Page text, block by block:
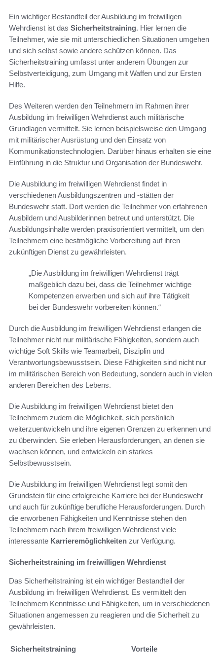
Ein wichtiger Bestandteil der Ausbildung im freiwilligen
Wehrdienst ist das Sicherheitstraining. Hier lernen die
Teilnehmer, wie sie mit unterschiedlichen Situationen umgehen
und sich selbst sowie andere schützen können. Das
Sicherheitstraining umfasst unter anderem Übungen zur
Selbstverteidigung, zum Umgang mit Waffen und zur Ersten
Hilfe.
Des Weiteren werden den Teilnehmern im Rahmen ihrer
Ausbildung im freiwilligen Wehrdienst auch militärische
Grundlagen vermittelt. Sie lernen beispielsweise den Umgang
mit militärischer Ausrüstung und den Einsatz von
Kommunikationstechnologien. Darüber hinaus erhalten sie eine
Einführung in die Struktur und Organisation der Bundeswehr.
Die Ausbildung im freiwilligen Wehrdienst findet in
verschiedenen Ausbildungszentren und -stätten der
Bundeswehr statt. Dort werden die Teilnehmer von erfahrenen
Ausbildern und Ausbilderinnen betreut und unterstützt. Die
Ausbildungsinhalte werden praxisorientiert vermittelt, um den
Teilnehmern eine bestmögliche Vorbereitung auf ihren
zukünftigen Dienst zu gewährleisten.
„Die Ausbildung im freiwilligen Wehrdienst trägt
maßgeblich dazu bei, dass die Teilnehmer wichtige
Kompetenzen erwerben und sich auf ihre Tätigkeit
bei der Bundeswehr vorbereiten können.“
Durch die Ausbildung im freiwilligen Wehrdienst erlangen die
Teilnehmer nicht nur militärische Fähigkeiten, sondern auch
wichtige Soft Skills wie Teamarbeit, Disziplin und
Verantwortungsbewusstsein. Diese Fähigkeiten sind nicht nur
im militärischen Bereich von Bedeutung, sondern auch in vielen
anderen Bereichen des Lebens.
Die Ausbildung im freiwilligen Wehrdienst bietet den
Teilnehmern zudem die Möglichkeit, sich persönlich
weiterzuentwickeln und ihre eigenen Grenzen zu erkennen und
zu überwinden. Sie erleben Herausforderungen, an denen sie
wachsen können, und entwickeln ein starkes
Selbstbewusstsein.
Die Ausbildung im freiwilligen Wehrdienst legt somit den
Grundstein für eine erfolgreiche Karriere bei der Bundeswehr
und auch für zukünftige berufliche Herausforderungen. Durch
die erworbenen Fähigkeiten und Kenntnisse stehen den
Teilnehmern nach ihrem freiwilligen Wehrdienst viele
interessante Karrieremöglichkeiten zur Verfügung.
Sicherheitstraining im freiwilligen Wehrdienst
Das Sicherheitstraining ist ein wichtiger Bestandteil der
Ausbildung im freiwilligen Wehrdienst. Es vermittelt den
Teilnehmern Kenntnisse und Fähigkeiten, um in verschiedenen
Situationen angemessen zu reagieren und die Sicherheit zu
gewährleisten.
Sicherheitstraining Vorteile